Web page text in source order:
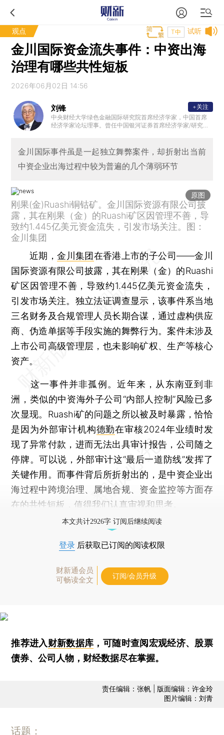
观点 试听
T中
金川国际资金流失事件：中资出海
治理有哪些共性短板
2026年06月02日 14:56
刘锋
中央财经大学绿色金融国际研究院首席经济学家，中国首席
经济学家论坛理事。曾任中国银河证券首席经济学家/研究院
，国家发改委宏观智库联盟成员；瑞士信托咨询合伙人，现
代国际金融理财标准（上海）有限公司创始董事长，国际金
融理财标准委员会（FPSB）中国专家委员会秘书长，中国银
+关注
金川国际事件虽是一起独立舞弊案件，却折射出当前
中资企业出海过程中较为普遍的几个薄弱环节
原图
刚果(金)Ruashi铜钴矿。金川国际资源有限公司披
露，其在刚果（金）的Ruashi矿区因管理不善，导
致约1.445亿美元资金流失，引发市场关注。图：
金川集团
近期，金川集团在香港上市的子公司——金川
国际资源有限公司披露，其在刚果（金）的Ruashi
矿区因管理不善，导致约1.445亿美元资金流失，
引发市场关注。独立法证调查显示，该事件系当地
三名财务及合规管理人员长期合谋，通过虚构供应
商、伪造单据等手段实施的舞弊行为。案件未涉及
上市公司高级管理层，也未影响矿权、生产等核心
资产。
这一事件并非孤例。近年来，从东南亚到非
洲，类似的中资海外子公司“内部人控制”风险已多
次显现。Ruashi矿的问题之所以被及时暴露，恰恰
是因为外部审计机构德勤在审核2024年业绩时发
现了异常付款，进而无法出具审计报告，公司随之
停牌。可以说，外部审计这“最后一道防线”发挥了
关键作用。而事件背后所折射出的，是中资企业出
海过程中跨境治理、属地合规、资金监控等方面存
在的共性短板，值得我们认真审视和思考。
本文共计2926字 订阅后继续阅读
登录 后获取已订阅的阅读权限
财新通会员
可畅读全文
订阅/会员升级
推荐进入财新数据库 ，可随时查阅宏观经济、股票
债券、公司人物，财经数据尽在掌握。
责任编辑：张帆 | 版面编辑：许金玲
图片编辑：刘青
话题：